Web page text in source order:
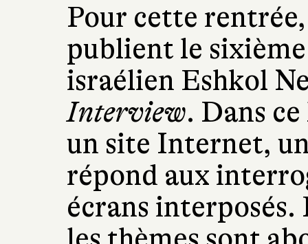
Pour cette
publient le
israélien Eshkol
Interview. Dans
un site Internet,
répond aux
écrans interposés.